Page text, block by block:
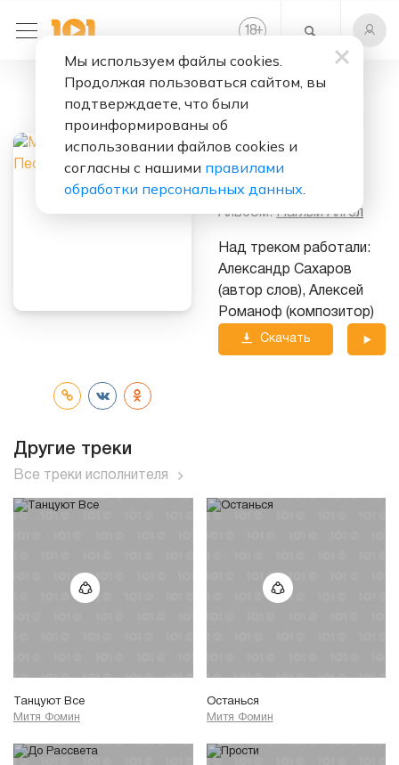
18+
Хорошая Песня
Альбом:Наглый Ангел
Над треком работали:
Александр Сахаров
(автор слов), Алексей
Романоф (композитор)
Скачать
Другие треки
Все треки исполнителя
Танцуют Все
Митя Фомин
Останься
Митя Фомин
Мы используем файлы cookies.
Продолжая пользоваться сайтом, вы
подтверждаете, что были
проинформированы об
использовании файлов cookies и
согласны с нашими правилами
обработки персональных данных.